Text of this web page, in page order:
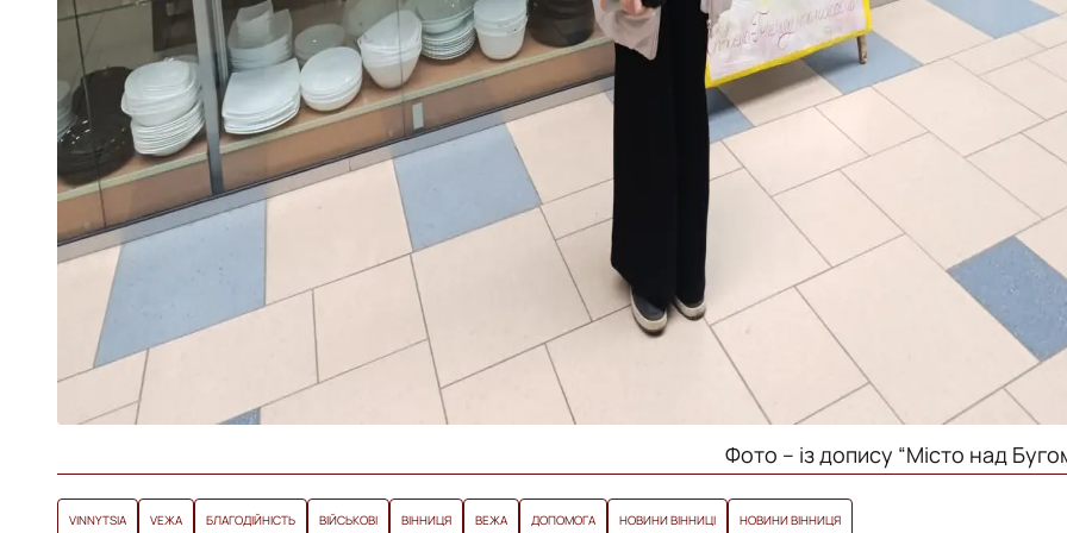
Фото – із допису “Місто над
VINNYTSIA VЕЖА БЛАГОДІЙНІСТЬ ВІЙСЬКОВІ ВІННИЦЯ ВЕЖА ДОПОМОГА НОВИНИ ВІННИЦІ НОВИНИ ВІННИЦЯ